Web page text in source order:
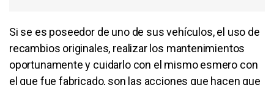
Si se es poseedor de uno de sus vehículos, el uso de
recambios originales, realizar los mantenimientos
oportunamente y cuidarlo con el mismo esmero con
el que fue fabricado, son las acciones que hacen que